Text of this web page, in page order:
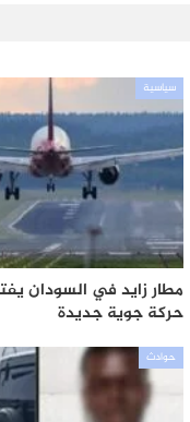
سياسية
مطار زايد في السودان
حركة جوية جديدة
حوادث